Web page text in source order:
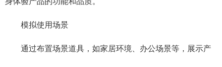
模拟使用场景
通过布置场景道具，如家居环境、办公场景等，展示产